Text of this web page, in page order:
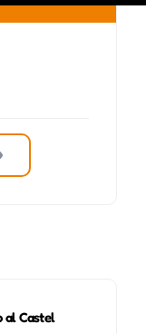
al Castel